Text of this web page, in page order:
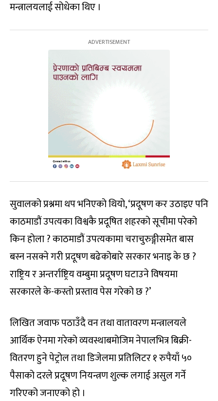
मन्त्रालयलाई सोधेका थिए ।
सुवालको प्रश्नमा थप भनिएको थियो, ‘प्रदूषण कर उठाइए पनि
काठमाडौं उपत्यका विश्वकै प्रदूषित शहरको सूचीमा परेको
किन होला ? काठमाडौं उपत्यकामा चराचुरुङ्गीसमेत बास
बस्न नसक्ने गरी प्रदूषण बढेकोबारे सरकार भनाइ के छ ?
राष्ट्रिय र अन्तर्राष्ट्रिय वम्बुमा प्रदूषण घटाउने विषयमा
सरकारले के-कस्तो प्रस्ताव पेस गरेको छ ?’
लिखित जवाफ पठाउँदै वन तथा वातावरण मन्त्रालयले
आर्थिक ऐनमा गरेको व्यवस्थाबमोजिम नेपालभित्र बिक्री-
वितरण हुने पेट्रोल तथा डिजेलमा प्रतिलिटर १ रुपैयाँ ५०
पैसाको दरले प्रदूषण नियन्त्रण शुल्क लगाई असुल गर्ने
गरिएको जनाएको हो ।